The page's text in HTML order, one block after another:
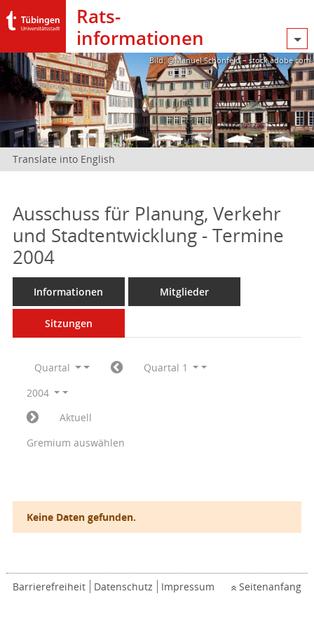
Rats­
informationen
Bild: @Manuel Schönfeld – stock.adobe.com
Translate into English
Ausschuss für Planung, Verkehr
und Stadtentwicklung - Termine
2004
Informationen Mitglieder
Sitzungen
Quartal
Quartal 1
2004
Aktuell
Gremium auswählen
Keine Daten gefunden.
Barrierefreiheit Datenschutz Impressum Seitenanfang